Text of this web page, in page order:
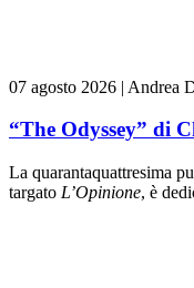
07 agosto 2026 | Andrea
“The Odyssey” di
La quarantaquattresima
targato L’Opinione, è